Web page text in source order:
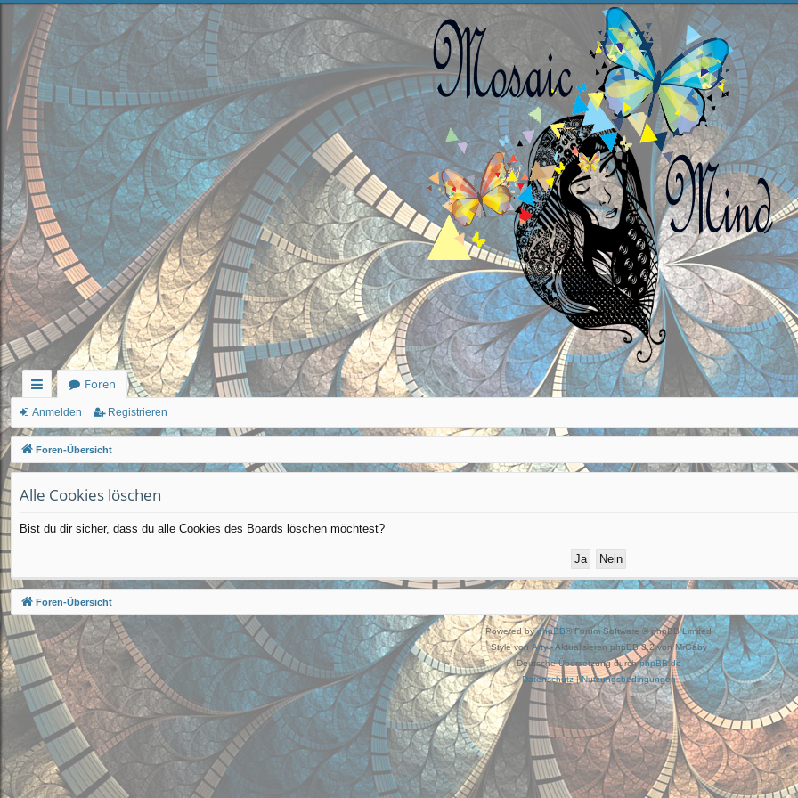
ch
ne
llz
ug
rif
Foren
Anmelden Registrieren
Foren-Übersicht
Alle Cookies löschen
Bist du dir sicher, dass du alle Cookies des Boards löschen möchtest?
Foren-Übersicht
Powered byphpBB® Forum Software © phpBB Limited
Style von Arty- Aktualisieren phpBB 3.2 von MrGaby
Deutsche Übersetzung durchphpBB.de
Datenschutz|Nutzungsbedingungen